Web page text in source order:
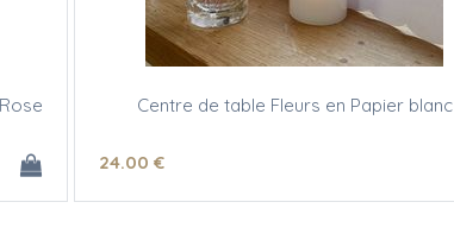
Centre de table Fleurs en Papier blanc
24.00 €